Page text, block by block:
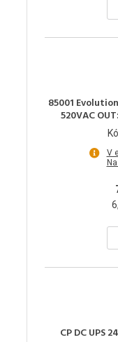
85001
520VAC
V
CP DC UPS